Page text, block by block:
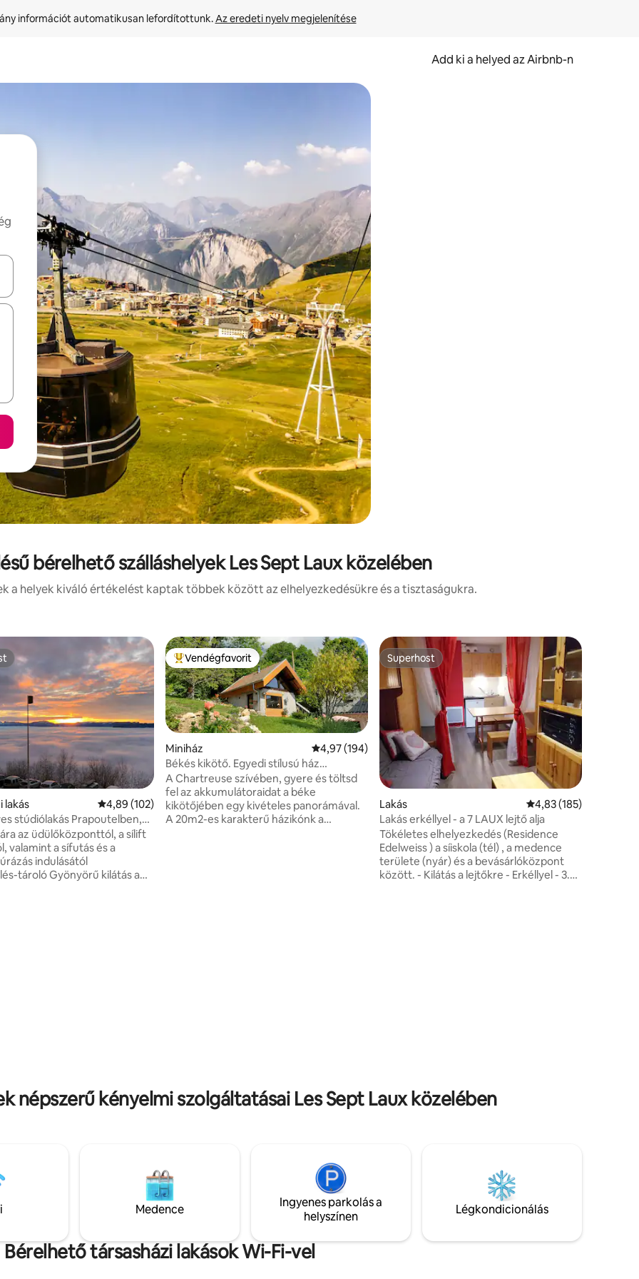
információt automatikusan lefordítottunk. Az eredeti nyelv megjelenítése
Add ki a helyed az Airbnb-n
illetve érintő és lapozó mozdulatokkal is felfedezheted őket.
bérelhető szálláshelyek Les Sept Laux közelében
a helyek kiváló értékelést kaptak többek között az elhelyezkedésükre és a tisztaságukra.
351 vélemény
lakás Átlagos értékelés: 5/4,89, 102 vélemény
4,89 (102)
stúdiólakás Prapoutelben,
az üdülőközponttól, a sílift
valamint a sífutás és a
indulásától
tároló Gyönyörű kilátás a
Kiemelt vendégfavorit
Vendégfavorit
Miniház Átlagos értékelés: 5/4,97, 194 vélemény
4,97 (194)
Békés kikötő. Egyedi stílusú ház
szaunával
A Chartreuse szívében, gyere és töltsd
fel az akkumulátoraidat a béke
kikötőjében egy kivételes panorámával.
A 20m2-es karakterű házikónk a
Superhost
Superhost
Lakás Átlagos értékelés: 5/
4,83 (185)
Lakás erkéllyel - a 7 LAUX lejtő alja
Tökéletes elhelyezkedés (Residence
Edelweiss ) a síiskola (tél) , a medence
területe (nyár) és a bevásárlóközpont
között. - Kilátás a lejtőkre - Erkéllyel - 3.
népszerű kényelmi szolgáltatásai Les Sept Laux közelében
Medence
Ingyenes parkolás a
helyszínen
Légkondicionálás
Bérelhető társasházi lakások Wi-Fi-vel